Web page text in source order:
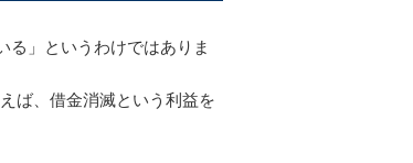
る」というわけではありま
ば、借金消滅という利益を